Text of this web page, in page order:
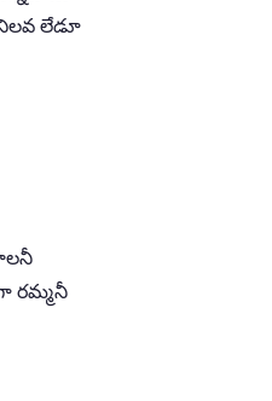
నిలవ లేడూ
రమ్మనీ